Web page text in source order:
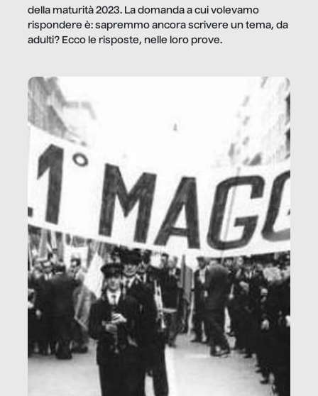
della maturità 2023. La domanda a cui volevamo
rispondere è: sapremmo ancora scrivere un tema, da
adulti? Ecco le risposte, nelle loro prove.